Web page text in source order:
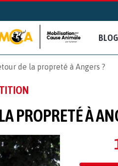
BLOG
de la propreté à Angers ?
PROPRETÉ À